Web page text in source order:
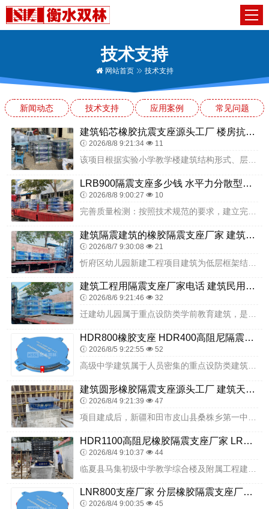
技术支持
网站首页 技术支持
新闻动态 技术支持 应用案例 常见问题
建筑铅芯橡胶抗震支座源头工厂 楼房抗震支座厂家电话 建筑隔震支座III型源头工厂
2026/8/8 9:21:34 11
LRB900隔震支座多少钱 水平力分散型隔震支座多少钱 建筑减震隔震支座厂商
2026/8/8 9:00:27 10
建筑隔震建筑的橡胶隔震支座厂家 建筑高阻尼抗震支座厂家 隔震支座LNR700源头工厂
2026/8/7 9:30:08 21
建筑工程用隔震支座厂家电话 建筑民用减震支座厂家 建筑圆形铅芯橡胶隔震支座厂家
2026/8/6 9:21:46 32
迁建幼儿园属于重点设防类学前教育建筑，是优化区域学前教育布局、提升办学条件的重要民生工程，服务区域内适龄幼儿，人员密集、活动集中、安全需求特殊，抗震安全直接关系...
HDR800橡胶支座 HDR400高阻尼隔震支座什么价格 LRB1500隔震支座
2026/8/5 9:22:55 52
建筑圆形橡胶隔震支座源头工厂 建筑天然橡胶隔震支座LRB700厂家 LNR建筑隔震支座报价
2026/8/4 9:21:39 47
HDR1100高阻尼橡胶隔震支座厂家 LRB1500铅芯支座厂家 隔震支座L800
2026/8/4 9:10:37 44
LNR800支座厂家 分层橡胶隔震支座厂家电话 防震支座LRB700源头工厂
2026/8/4 9:00:35 45